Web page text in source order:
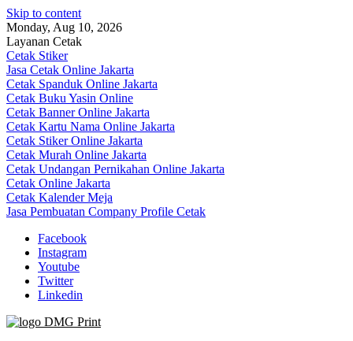
Skip to content
Monday, Aug 10, 2026
Layanan Cetak
Cetak Stiker
Jasa Cetak Online Jakarta
Cetak Spanduk Online Jakarta
Cetak Buku Yasin Online
Cetak Banner Online Jakarta
Cetak Kartu Nama Online Jakarta
Cetak Stiker Online Jakarta
Cetak Murah Online Jakarta
Cetak Undangan Pernikahan Online Jakarta
Cetak Online Jakarta
Cetak Kalender Meja
Jasa Pembuatan Company Profile Cetak
Facebook
Instagram
Youtube
Twitter
Linkedin